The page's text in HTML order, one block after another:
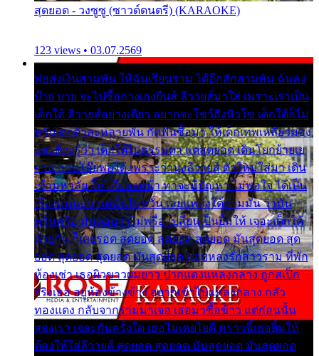
สุดยอด - วงซูซู (ซาวด์ดนตรี) (KARAOKE)
123 views • 03.07.2569
พ่อส่งเงินสามพัน ให้ฉันเรียนราม ได้อีกสักสามพัน ฉันคง
บ๊าย บาย จะไปซื้อกางเกงยีนส์ ลีวายส์มาใส่ เพราะเราเป็น
เด็กใต้ ลีวายส์อย่างเดียว อยากจะโชว์ถึงหิวโซ เด็กใต้ก็ไม่
หวั่น ตกตัวละหลายพัน กัดฟันซื้อมา ให้เด็กเทพเหลียวมอง
และต้องรู้ว่า เด็กใต้ไม่ธรรมดา แต่สุดยอด เดินโยกย้ายเย
ยวน กวนโอ๊ยพอได้ เพราะว่านุ่งลีวายส์ ตัวใหม่ใส่มา เดิน
เข้ามหาลัย จิ๊กโก๊มองหน้า ท่าจะมีปัญหา ไม่พอใจ ได้เป็น
เรื่องแน่นอน แต่ฉันไม่หวั่น เลยแหลงใต้ถามมัน ว่ามัน
พรั่นพรือ มันตอบว่าไม่พรื่อ เปลี่ยนเป็นยิ้มให้ เจอะเด็กใต้
ด้วยกัน ก็เลยรอด สุดยอด สุดยอด สุดยอด มันสุดยอด สุด
ยอด สุดยอด สุดยอด มันสุดยอด แอบหลงรักสาวราม ที่พัก
ห้องเช่า เธอผิวขาวผมยาว ปากแดงแหลงกลาง ถูกสเป็ก
จริงเธอ อยู่ห้องข้างข้าง อยากเข้าไปแหลงกลาง กลัว
ทองแดง กลับจากรามมาเจอ เธอมาซื้อข้าว แต่ก่อนนั้น
สองเรา เจอะกันครั้งใด เธอไม่เคยไยดี คราวนี้เธอยิ้มให้
ต้องให้ใส่ลีวายส์ สุดยอด สุดยอด มันสุดยอด มันสุดยอด